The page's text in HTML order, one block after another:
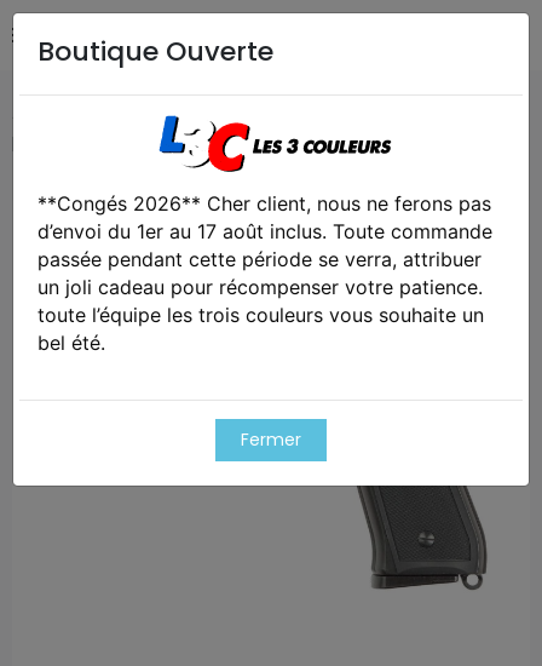
Airsoft / Paintball
pistolet gbb, m9 hw métal, hop-up
Exclusivité web !
Boutique Ouverte
**Congés 2026** Cher client, nous ne ferons pas
d’envoi du 1er au 17 août inclus. Toute commande
passée pendant cette période se verra, attribuer
un joli cadeau pour récompenser votre patience.
toute l’équipe les trois couleurs vous souhaite un
bel été.
Fermer